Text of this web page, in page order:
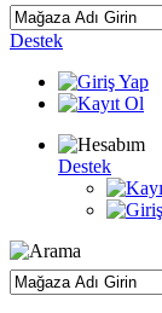
Destek
Destek